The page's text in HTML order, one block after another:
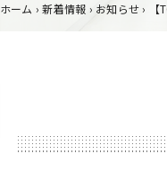
ホーム ›新着情報 › お知らせ›